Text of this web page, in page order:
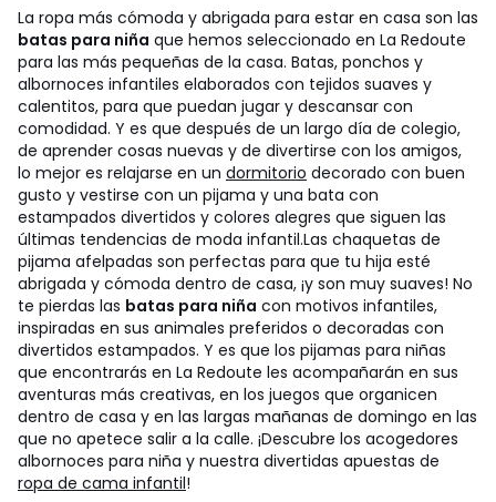
La ropa más cómoda y abrigada para estar en casa son las
batas para niña que hemos seleccionado en La Redoute
para las más pequeñas de la casa. Batas, ponchos y
albornoces infantiles elaborados con tejidos suaves y
calentitos, para que puedan jugar y descansar con
comodidad. Y es que después de un largo día de colegio,
de aprender cosas nuevas y de divertirse con los amigos,
lo mejor es relajarse en un dormitorio decorado con buen
gusto y vestirse con un pijama y una bata con
estampados divertidos y colores alegres que siguen las
últimas tendencias de moda infantil.Las chaquetas de
pijama afelpadas son perfectas para que tu hija esté
abrigada y cómoda dentro de casa, ¡y son muy suaves! No
te pierdas las batas para niña con motivos infantiles,
inspiradas en sus animales preferidos o decoradas con
divertidos estampados. Y es que los pijamas para niñas
que encontrarás en La Redoute les acompañarán en sus
aventuras más creativas, en los juegos que organicen
dentro de casa y en las largas mañanas de domingo en las
que no apetece salir a la calle. ¡Descubre los acogedores
albornoces para niña y nuestra divertidas apuestas de
ropa de cama infantil!